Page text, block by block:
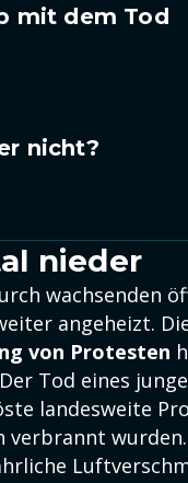
mit dem Tod
nicht?
nieder
wachsenden
angeheizt.
von Protesten
Tod eines
landesweite
verbrannt